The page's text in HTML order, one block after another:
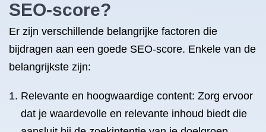
SEO-score?
Er zijn verschillende belangrijke factoren die
bijdragen aan een goede SEO-score. Enkele van de
belangrijkste zijn:
Relevante en hoogwaardige content: Zorg ervoor
dat je waardevolle en relevante inhoud biedt die